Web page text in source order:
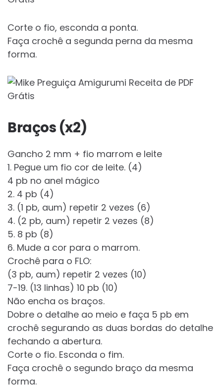
Corte o fio, esconda a ponta.
Faça crochê a segunda perna da mesma
forma.
Braços (x2)
Gancho 2 mm + fio marrom e leite
1. Pegue um fio cor de leite. (4)
4 pb no anel mágico
2. 4 pb (4)
3. (1 pb, aum) repetir 2 vezes (6)
4. (2 pb, aum) repetir 2 vezes (8)
5. 8 pb (8)
6. Mude a cor para o marrom.
Crochê para o FLO:
(3 pb, aum) repetir 2 vezes (10)
7-19. (13 linhas) 10 pb (10)
Não encha os braços.
Dobre o detalhe ao meio e faça 5 pb em
crochê segurando as duas bordas do detalhe
fechando a abertura.
Corte o fio. Esconda o fim.
Faça crochê o segundo braço da mesma
forma.